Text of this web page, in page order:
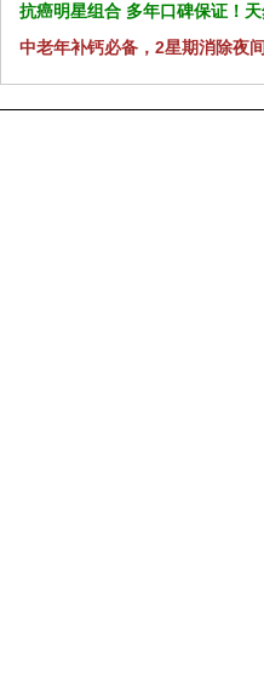
抗癌明星组合 多年口碑保证！
中老年补钙必备，2星期消除夜